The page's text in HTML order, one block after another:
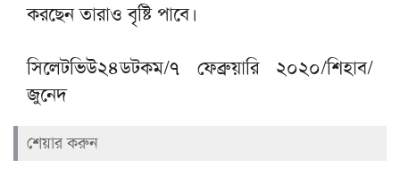
করছেন তারাও বৃষ্টি পাবে।
সিলেটভিউ২৪ডটকম/৭ ফেব্রুয়ারি ২০২০/শিহাব/
জুনেদ
শেয়ার করুন